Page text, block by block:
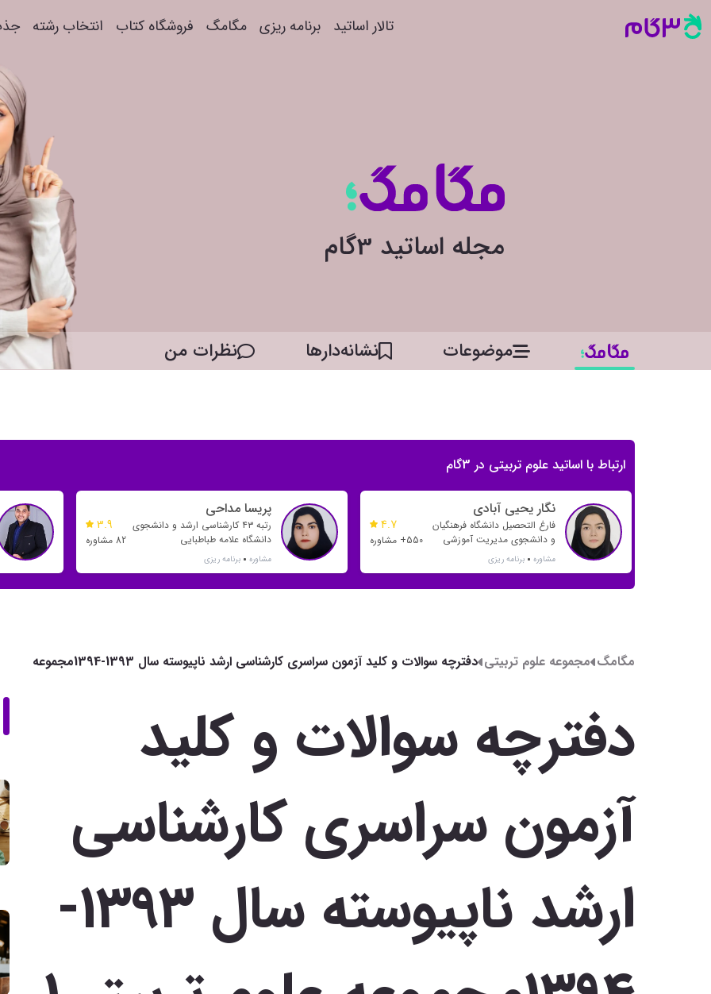
تالار اساتید برنامه ریزی مگامگ فروشگاه کتاب انتخاب رشته
مجله اساتید 3گام
موضوعات نشانه‌دار‌ها نظرات من
ارتباط با اساتید علوم تربیتی در 3گام
نگار یحیی آبادی
فارغ التحصیل دانشگاه فرهنگیان
و دانشجوی مدیریت آموزشی
دانشگاه فردوسی مشهد
مشاوره برنامه ریزی
4.7
550+ مشاوره
پریسا مداحی
رتبه ۴۳ کارشناسی ارشد و دانشجوی
دانشگاه علامه طباطبایی
مشاوره برنامه ریزی
3.9
82 مشاوره
مگامگ مجموعه علوم تربیتی
دفترچه سوالات و کلید آزمون‌ سراسری كارشناسي‌ ارشد ناپيوسته‌ سال‌ 1393-1394مجموعه
دفترچه سوالات و کلید
آزمون‌ سراسری كارشناسي‌
ارشد ناپيوسته‌ سال‌ 1393-